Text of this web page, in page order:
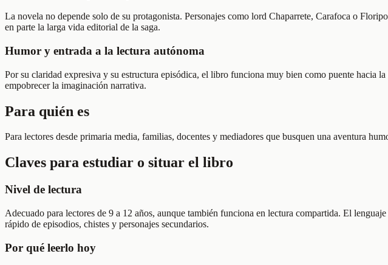
La novela no depende solo de su protagonista. Personajes como lord Chaparrete, Carafoca o
en parte la larga vida editorial de la saga.
Humor y entrada a la lectura autónoma
Por su claridad expresiva y su estructura episódica, el libro funciona muy bien como puente hacia
empobrecer la imaginación narrativa.
Para quién es
Para lectores desde primaria media, familias, docentes y mediadores que busquen una aventura
Claves para estudiar o situar el libro
Nivel de lectura
Adecuado para lectores de 9 a 12 años, aunque también funciona en lectura compartida. El
rápido de episodios, chistes y personajes secundarios.
Por qué leerlo hoy